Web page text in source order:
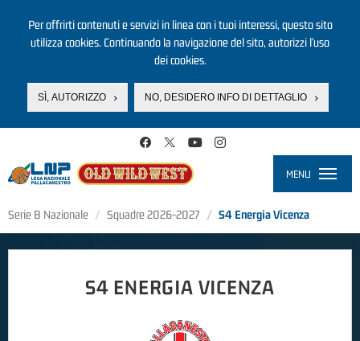
Per offrirti contenuti e servizi in linea con i tuoi interessi, questo sito
utilizza cookies. Continuando la navigazione del sito, autorizzi l’uso
dei cookies.
SÌ, AUTORIZZO NO, DESIDERO INFO DI DETTAGLIO
MENU
Serie B Nazionale Squadre 2026-2027 S4 Energia Vicenza
S4 ENERGIA VICENZA